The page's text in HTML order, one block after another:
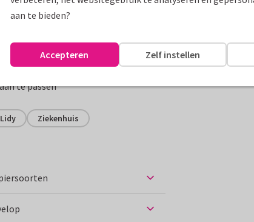
strakke vormen. Met aanpasbare
te passen
Ziekenhuis
aan te bieden?
Zelf instellen
Accepteren